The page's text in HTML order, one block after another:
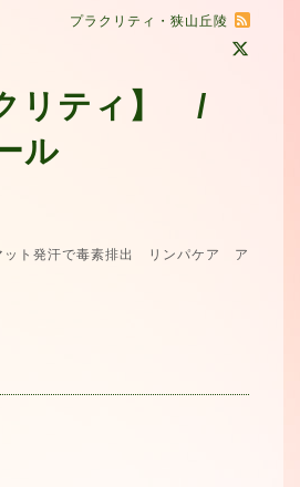
プラクリティ・狭山丘陵
リティ】 /
ル
ト発汗で毒素排出 リンパケア ア